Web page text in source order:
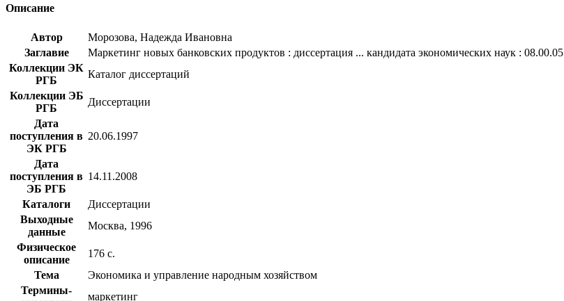
Описание
Автор
Морозова, Надежда Ивановна
Заглавие
Маркетинг новых банковских продуктов : диссертация ... кандидата экономических наук : 08.00.05
Коллекции ЭК
РГБ
Каталог диссертаций
Коллекции ЭБ
РГБ
Диссертации
Дата
поступления в
ЭК РГБ
20.06.1997
Дата
поступления в
ЭБ РГБ
14.11.2008
Каталоги
Диссертации
Выходные
данные
Москва, 1996
Физическое
описание
176 с.
Тема
Экономика и управление народным хозяйством
Термины-
маркетинг